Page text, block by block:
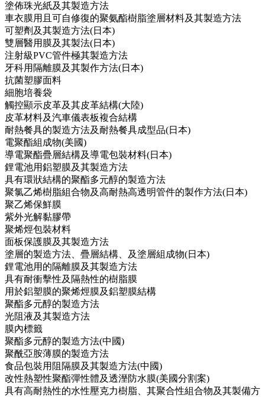
塗佈珠光紙及其製造方法
車衣膜用且可自修復的聚氨酯樹脂塗層材料及其製造方法
可塑劑及其製造方法(日本)
雙層醫用膜及其製法(日本)
注射級PVC管件極其製造方法
牙科用隔離膜及其製作方法(日本)
抗菌塑膠面料
細胞培養袋
觸控顯示皮革及其皮革結構(大陸)
皮革材料及汽車儀表板複合結構
耐熱餐具的製造方法及耐熱餐具成型品(日本)
電聚酯組成物(美國)
導電聚酯疊層結構及導電包裝材料(日本)
鋰電池用鋁塑膜及其製造方法
具有環狀結構的聚酯多元醇的製造方法
聚氯乙烯樹脂組合物及高耐熱高透明管件的製作方法(日本)
聚乙烯保鮮膜
紫外光解黏膠帶
聚烯烴包裝材料
面板保護膜及其製造方法
塗層的製造方法、疊層結構、及塗層組成物(日本)
鋰電池用的隔離膜及其製造方法
具有耐衝擊性及隔熱性的樹脂膜
用於鋁塑膜的聚烯烴膜及鋁塑膜結構
聚酯多元醇的製造方法
光阻液及其製造方法
膜內標籤
聚酯多元醇的製造方法(中國)
聚酰亞胺薄膜的製造方法
食品包裝用阻隔膜及其製造方法(中國)
改性熱塑性聚酯彈性體及透溼防水膜(美國分割案)
具有高耐熱性的水性壓克力樹脂、其聚合性組合物及其製備方